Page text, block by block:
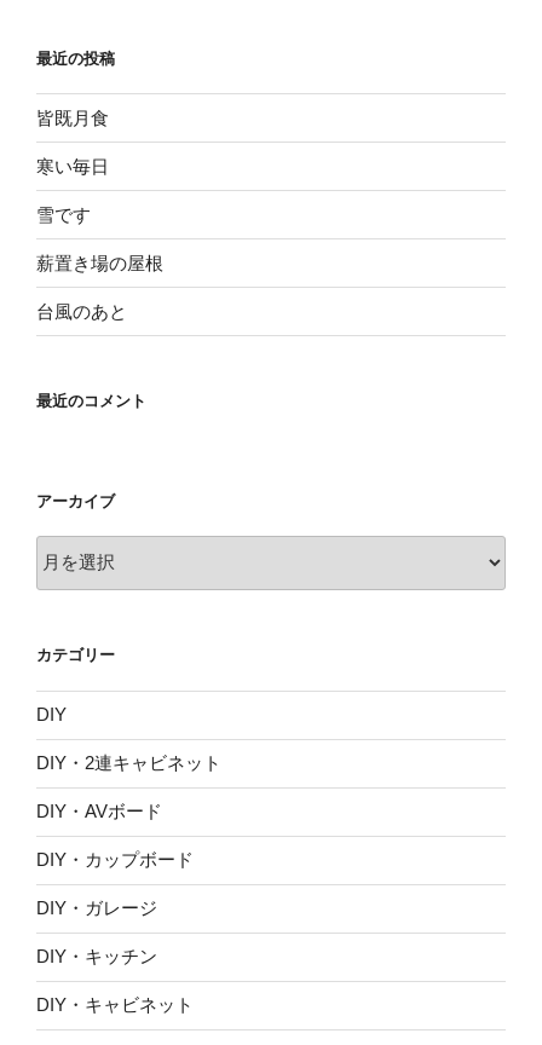
最近の投稿
皆既月食
寒い毎日
雪です
薪置き場の屋根
台風のあと
最近のコメント
アーカイブ
ー
ブ
カテゴリー
DIY
DIY・2連キャビネット
DIY・AVボード
DIY・カップボード
DIY・ガレージ
DIY・キッチン
DIY・キャビネット